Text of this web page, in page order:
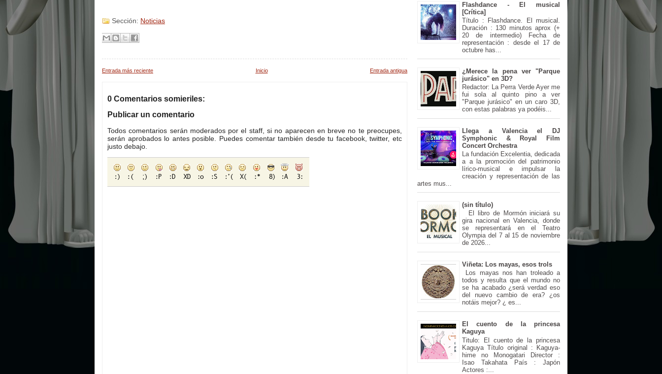
Sección: Noticias
Entrada más reciente Entrada antigua
Inicio
0 Comentarios somieriles:
Publicar un comentario
Todos comentarios serán moderados por el staff, si no aparecen en breve no te preocupes,
serán aprobados lo antes posible. Puedes comentar también desde tu facebook, twitter, etc
justo debajo.
Flashdance - El musical
[Crítica]
Título : Flashdance. El musical.
Duración : 130 minutos aprox (+
20 de intermedio) Fecha de
representación : desde el 17 de
octubre has...
¿Merece la pena ver "Parque
jurásico" en 3D?
Redactor: La Perra Verde Ayer me
fui sola al quinto pino a ver
"Parque jurásico" en un caro 3D,
con estas palabras ya podéis...
Llega a Valencia el DJ
Symphonic & Royal Film
Concert Orchestra
La fundación Excelentia, dedicada
a a la promoción del patrimonio
lírico-musical e impulsar la
creación y representación de las
artes mus...
(sin título)
El libro de Mormón iniciará su
gira nacional en Valencia, donde
se representará en el Teatro
Olympia del 7 al 15 de noviembre
de 2026...
Viñeta: Los mayas, esos trols
Los mayas nos han troleado a
todos y resulta que el mundo no
se ha acabado ¿será verdad eso
del nuevo cambio de era? ¿os
notáis mejor? ¿ es...
El cuento de la princesa
Kaguya
Titulo: El cuento de la princesa
Kaguya Título original : Kaguya-
hime no Monogatari Director :
Isao Takahata País : Japón
Actores :...